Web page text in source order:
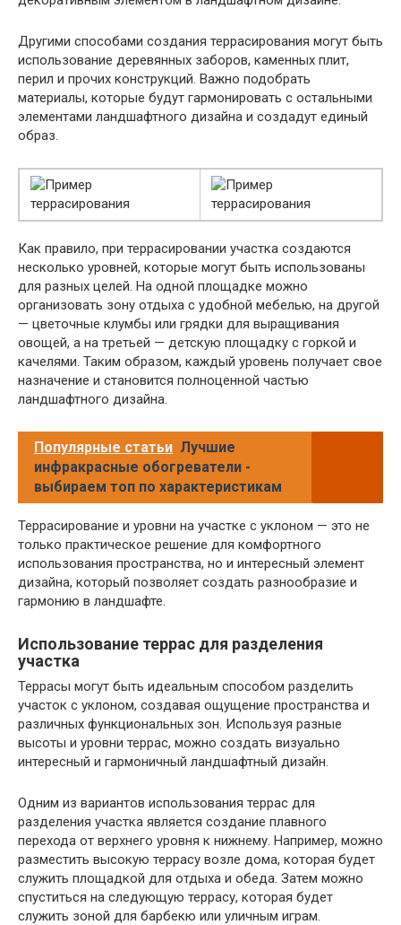
Другими способами создания террасирования могут быть
использование деревянных заборов, каменных плит,
перил и прочих конструкций. Важно подобрать
материалы, которые будут гармонировать с остальными
элементами ландшафтного дизайна и создадут единый
образ.
Как правило, при террасировании участка создаются
несколько уровней, которые могут быть использованы
для разных целей. На одной площадке можно
организовать зону отдыха с удобной мебелью, на другой
— цветочные клумбы или грядки для выращивания
овощей, а на третьей — детскую площадку с горкой и
качелями. Таким образом, каждый уровень получает свое
назначение и становится полноценной частью
ландшафтного дизайна.
Популярные статьи Лучшие
инфракрасные обогреватели -
выбираем топ по характеристикам
Террасирование и уровни на участке с уклоном — это не
только практическое решение для комфортного
использования пространства, но и интересный элемент
дизайна, который позволяет создать разнообразие и
гармонию в ландшафте.
Использование террас для разделения
участка
Террасы могут быть идеальным способом разделить
участок с уклоном, создавая ощущение пространства и
различных функциональных зон. Используя разные
высоты и уровни террас, можно создать визуально
интересный и гармоничный ландшафтный дизайн.
Одним из вариантов использования террас для
разделения участка является создание плавного
перехода от верхнего уровня к нижнему. Например, можно
разместить высокую террасу возле дома, которая будет
служить площадкой для отдыха и обеда. Затем можно
спуститься на следующую террасу, которая будет
служить зоной для барбекю или уличным играм.